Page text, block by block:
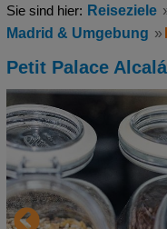
Reiseziele
Madrid & Umgebung
Petit Palace Alcalá